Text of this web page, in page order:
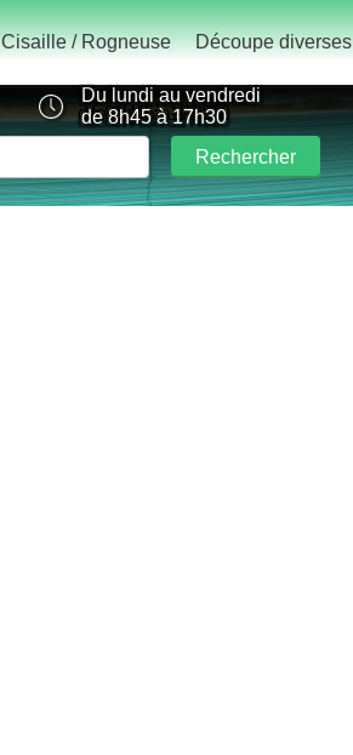
Du lundi au vendredi
de 8h45 à 17h30
Rechercher
Cisaille / Rogneuse Découpe diverses